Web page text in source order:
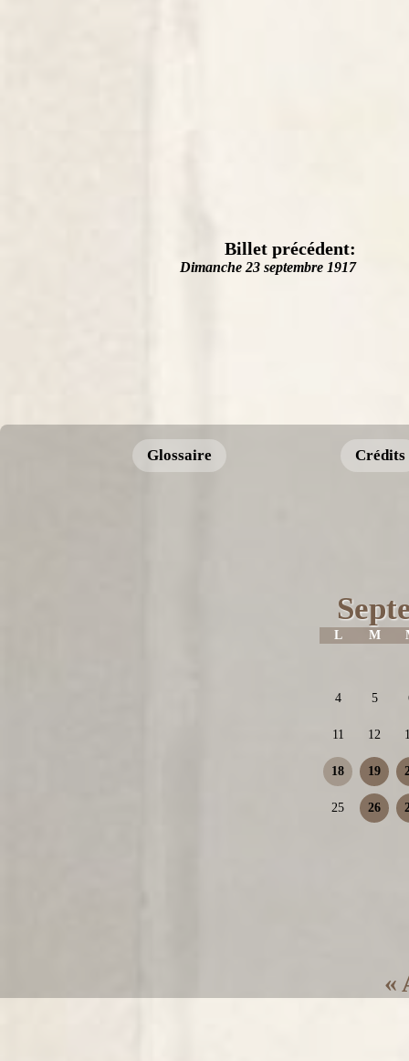
Billet précédent:
Dimanche 23 septembre 1917
Glossaire Crédits
L M
4 5
11 12
18 19
25 26
«